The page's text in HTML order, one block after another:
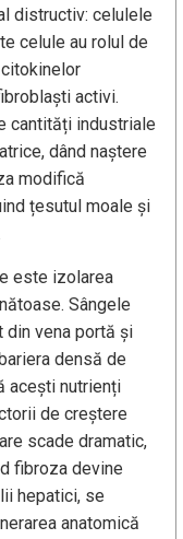
distructiv: celulele
celule au rolul de
activi.
cantități industriale
dând naștere
modifică
țesutul moale și
este izolarea
Sângele
din vena portă și
densă de
acești nutrienți
de creștere
scade dramatic,
fibroza devine
hepatici, se
anatomică